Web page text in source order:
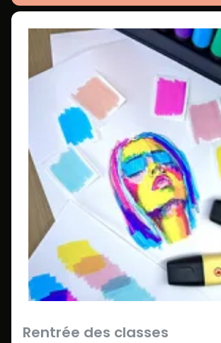
Rentrée des classes